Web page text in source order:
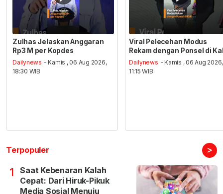
Zulhas Jelaskan Anggaran
Rp3 M per Kopdes
Dailynews - Kamis , 06 Aug 2026,
18:30 WIB
Viral Pelecehan Modus
Rekam dengan Ponsel di
Dailynews - Kamis , 06 Aug 2026,
11:15 WIB
Terpopuler >
1
Saat Kebenaran Kalah
Cepat: Dari Hiruk-Pikuk
Media Sosial Menuju